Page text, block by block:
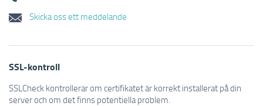
Skicka oss ett meddelande
SSL-kontroll
SSLCheck kontrollerar om certifikatet är korrekt installerat på din
server och om det finns potentiella problem.